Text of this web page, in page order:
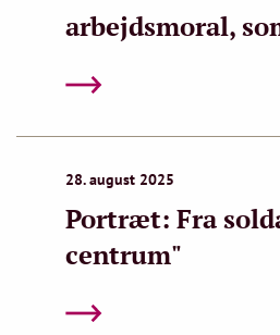
arbejdsmoral,
28. august 2025
Portræt: Fra
centrum"